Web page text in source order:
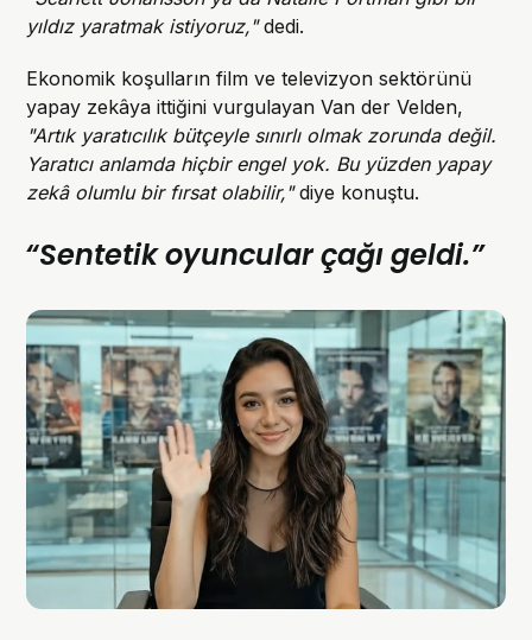
yıldız yaratmak istiyoruz,"dedi.
Ekonomik koşulların film ve televizyon sektörünü
yapay zekâya ittiğini vurgulayan Van der Velden,
"Artık yaratıcılık bütçeyle sınırlı olmak zorunda değil.
Yaratıcı anlamda hiçbir engel yok. Bu yüzden yapay
zekâ olumlu bir fırsat olabilir,"diye konuştu.
“Sentetik oyuncular çağı geldi.”